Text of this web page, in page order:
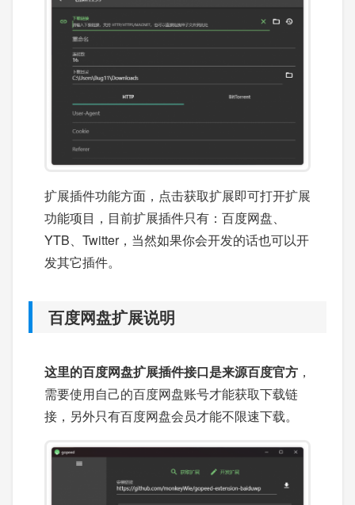
扩展插件功能方面，点击获取扩展即可打开扩展
功能项目，目前扩展插件只有：百度网盘、
YTB、Twitter，当然如果你会开发的话也可以开
发其它插件。
百度网盘扩展说明
这里的百度网盘扩展插件接口是来源百度官方 ，
需要使用自己的百度网盘账号才能获取下载链
接，另外只有百度网盘会员才能不限速下载。